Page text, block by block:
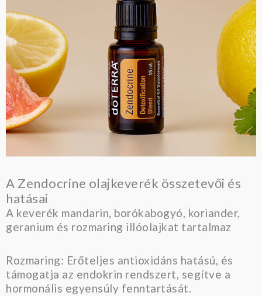
A Zendocrine olajkeverék összetevői és
hatásai
A keverék mandarin, borókabogyó, koriander,
geranium és rozmaring illóolajkat tartalmaz
Rozmaring: Erőteljes antioxidáns hatású, és
támogatja az endokrin rendszert, segítve a
hormonális egyensúly fenntartását.